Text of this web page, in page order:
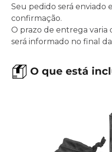
Seu pedido será enviado
confirmação.
O prazo de entrega varia
será informado no final